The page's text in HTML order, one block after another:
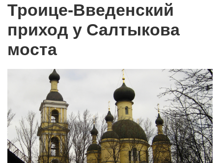
Троице-Введенский
приход у Салтыкова
моста